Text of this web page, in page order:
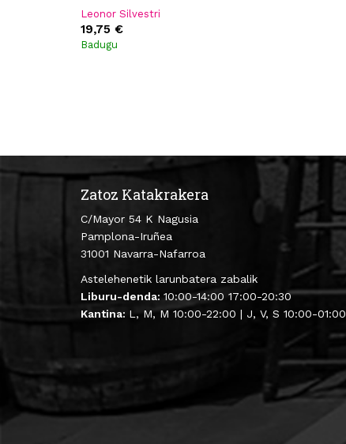
Leonor Silvestri
19,75 €
Badugu
Zatoz Katakrakera
C/Mayor 54 K Nagusia
Pamplona-Iruñea
31001 Navarra-Nafarroa
Astelehenetik larunbatera zabalik
Liburu-denda: 10:00-14:00 17:00-20:30
Kantina: L, M, M 10:00-22:00 | J, V, S 10:00-01:00